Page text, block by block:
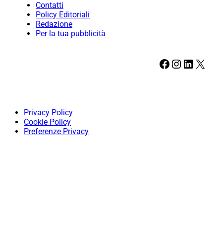
Contatti
Policy Editoriali
Redazione
Per la tua pubblicità
Facebook Instagram LinkedIn X
Privacy Policy
Cookie Policy
Preferenze Privacy